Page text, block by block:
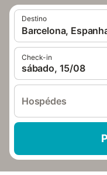
Destino
Barcelona,
Check-in
sábado, 15/08
Hospédes